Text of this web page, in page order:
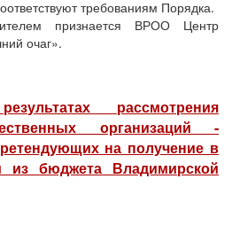
требованиям Порядка.
признается ВРОО Центр
очаг».
рассмотрения
организаций -
на получение в
из бюджета Владимирской